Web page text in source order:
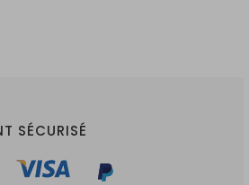
SÉCURISÉ